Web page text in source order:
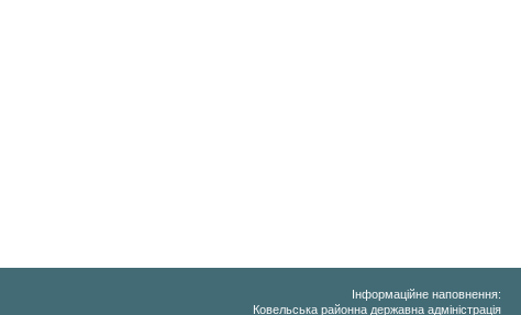
Інформаційне наповнення:
Ковельська районна державна адміністрація